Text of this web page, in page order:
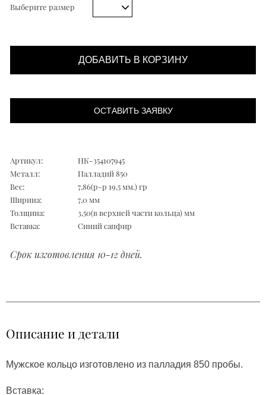
Выберите размер
ДОБАВИТЬ В КОРЗИНУ
ОСТАВИТЬ ЗАЯВКУ
Артикул:
НК-354107945
Металл:
Палладий 850
Вес:
7,86(р-р 19,5 мм.) гр
Ширина:
7,0 мм
Толщина:
3,50(в верхней части кольца) мм
Вставка:
Синий сапфир
Срок изготовления 10-12 дней.
Описание и детали
Мужское кольцо изготовлено из палладия 850 пробы.
Вставка: